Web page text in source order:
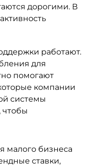
дорогими. В
работают.
для
помогают
компании
системы
малого бизнеса
ставки,